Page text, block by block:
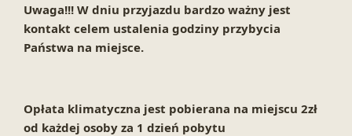
Uwaga!!! W dniu przyjazdu bardzo ważny jest
kontakt celem ustalenia godziny przybycia
Państwa na miejsce.
Opłata klimatyczna jest pobierana na miejscu 2zł
od każdej osoby za 1 dzień pobytu